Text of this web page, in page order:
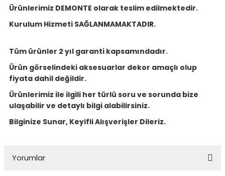
Ürünlerimiz DEMONTE olarak teslim edilmektedir.
Kurulum Hizmeti SAĞLANMAMAKTADIR.
Tüm ürünler 2 yıl garanti kapsamındadır.
Ürün görselindeki aksesuarlar dekor amaçlı olup
fiyata dahil değildir.
Ürünlerimiz ile ilgili her türlü soru ve sorunda bize
ulaşabilir ve detaylı bilgi alabilirsiniz.
Bilginize Sunar, Keyifli Alışverişler Dileriz.
Yorumlar